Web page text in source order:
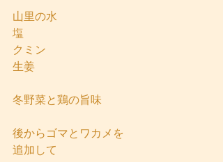
山里の水
塩
クミン
生姜
冬野菜と鶏の旨味
後からゴマとワカメを
追加して